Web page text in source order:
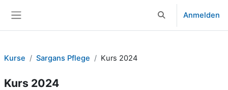
Sucheingabe
Anmelden
Kurse Sargans Pflege Kurs 2024
Kurs 2024